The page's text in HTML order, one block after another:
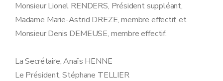
Monsieur Lionel RENDERS, Président suppléant,
Madame Marie-Astrid DREZE, membre effectif, et
Monsieur Denis DEMEUSE, membre effectif.
La Secrétaire, Anaïs HENNE
Le Président, Stéphane TELLIER